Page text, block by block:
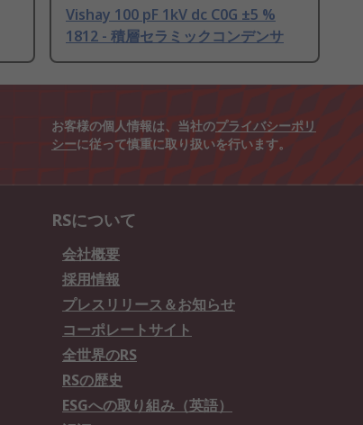
Vishay 100 pF 1kV dc C0G ±5 %
1812 - 積層セラミックコンデンサ
お客様の個人情報は、当社のプライバシーポリ
シーに従って慎重に取り扱いを行います。
RSについて
会社概要
採用情報
プレスリリース＆お知らせ
コーポレートサイト
全世界のRS
RSの歴史
ESGへの取り組み（英語）